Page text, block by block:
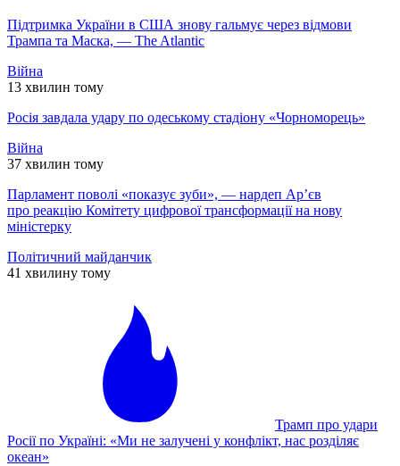
Підтримка України в США знову гальмує через відмови
Трампа та Маска, — The Atlantic
Війна
13 хвилин тому
Росія завдала удару по одеському стадіону «Чорноморець»
Війна
37 хвилин тому
Парламент поволі «показує зуби», — нардеп Ар’єв
про реакцію Комітету цифрової трансформації на нову
міністерку
Політичний майданчик
41 хвилину тому
Трамп про удари
Росії по Україні: «Ми не залучені у конфлікт, нас розділяє
океан»